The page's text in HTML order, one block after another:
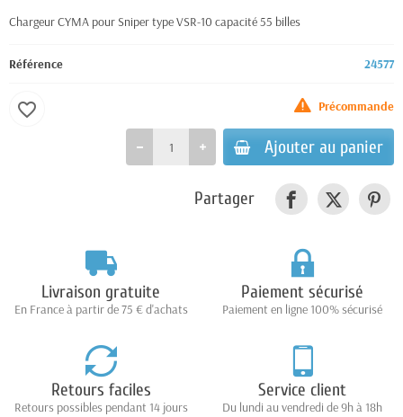
Chargeur CYMA pour Sniper type VSR-10 capacité 55 billes
Référence 24577
Précommande
Ajouter au panier
favorite_border
Partager
Livraison gratuite
En France à partir de 75 € d'achats
Paiement sécurisé
Paiement en ligne 100% sécurisé
Retours faciles
Retours possibles pendant 14 jours
Service client
Du lundi au vendredi de 9h à 18h